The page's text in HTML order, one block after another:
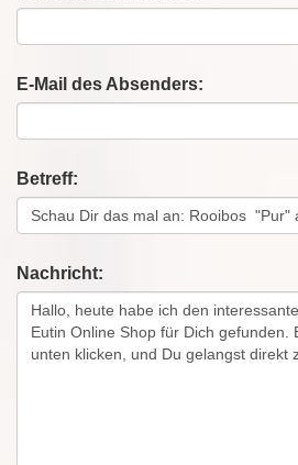
E-Mail des Absenders:
Betreff:
Nachricht: